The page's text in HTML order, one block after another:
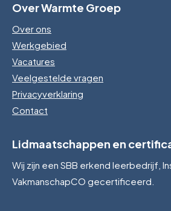
Over Warmte Groep
Over ons
Werkgebied
Vacatures
Veelgestelde vragen
Privacyverklaring
Contact
Lidmaatschappen en
Wij zijn een SBB erkend leerbedrijf,
VakmanschapCO gecertificeerd.